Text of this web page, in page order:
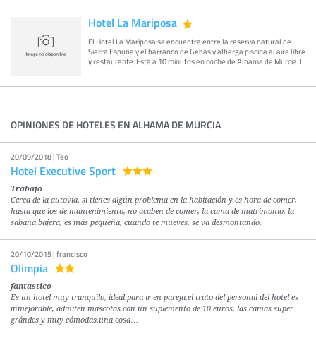
Hotel La Mariposa
El Hotel La Mariposa se encuentra entre la reserva natural de
Sierra Espuña y el barranco de Gebas y alberga piscina al aire libre
y restaurante. Está a 10 minutos en coche de Alhama de Murcia. L
OPINIONES DE HOTELES EN ALHAMA DE MURCIA
20/09/2018 | Teo
Hotel Executive Sport
Trabajo
Cerca de la autovia, si tienes algún problema en la habitación y es hora de comer,
hasta que los de mantenimiento, no acaben de comer, la cama de matrimonio, la
sabana bajera, es más pequeña, cuando te mueves, se va desmontando.
20/10/2015 | francisco
Olimpia
fantastico
Es un hotel muy tranquilo, ideal para ir en pareja,el trato del personal del hotel es
inmejorable, admiten mascotas con un suplemento de 10 euros, las camas super
grándes y muy cómodas,una cosa…